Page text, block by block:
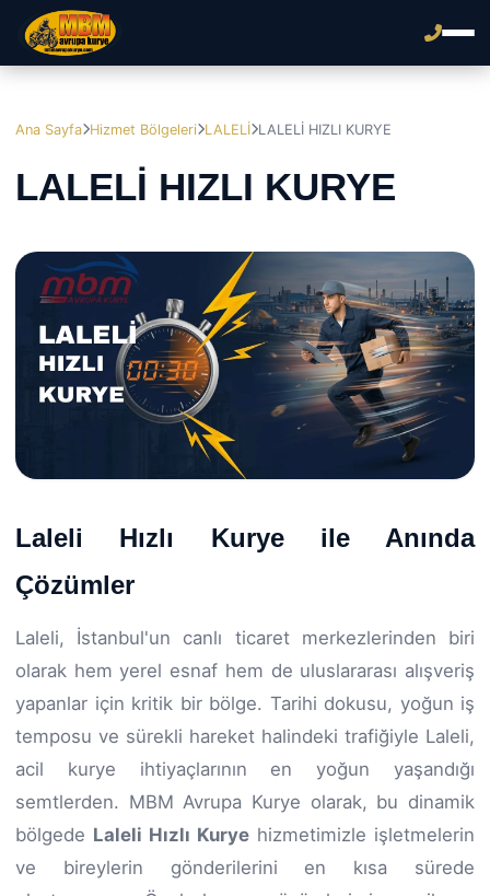
Ana Sayfa Hizmet Bölgeleri LALELİ LALELİ HIZLI KURYE
LALELİ HIZLI KURYE
Laleli Hızlı Kurye ile Anında
Çözümler
Laleli, İstanbul'un canlı ticaret merkezlerinden biri
olarak hem yerel esnaf hem de uluslararası alışveriş
yapanlar için kritik bir bölge. Tarihi dokusu, yoğun iş
temposu ve sürekli hareket halindeki trafiğiyle Laleli,
acil kurye ihtiyaçlarının en yoğun yaşandığı
semtlerden. MBM Avrupa Kurye olarak, bu dinamik
bölgede Laleli Hızlı Kurye hizmetimizle işletmelerin
ve bireylerin gönderilerini en kısa sürede